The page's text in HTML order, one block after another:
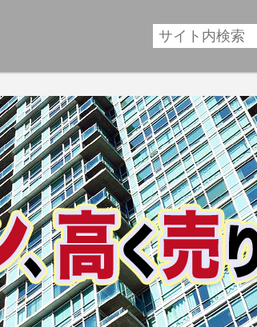
」は時間はかかるが相場に準じた売却金額、「買取
ート、相続不動産など不動産売却のお悩みを全国の専